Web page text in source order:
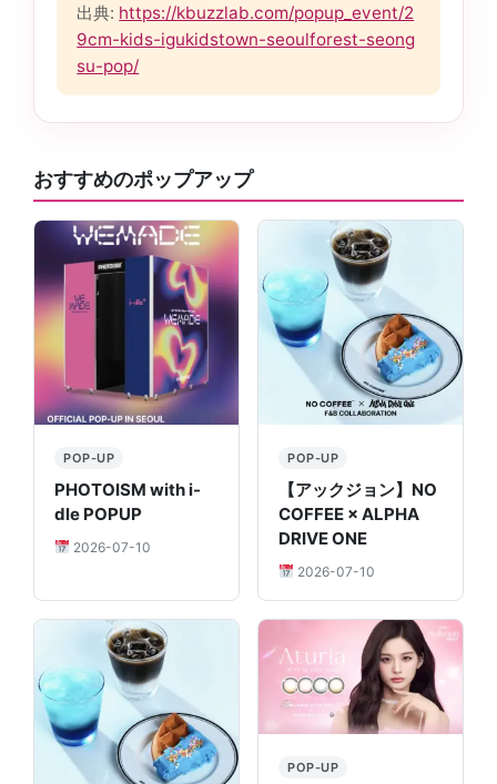
出典: https://kbuzzlab.com/popup_event/2
9cm-kids-igukidstown-seoulforest-seong
su-pop/
おすすめのポップアップ
POP-UP
PHOTOISM with i-
dle POPUP
2026-07-10
POP-UP
【アックジョン】NO
COFFEE × ALPHA
DRIVE ONE
2026-07-10
POP-UP